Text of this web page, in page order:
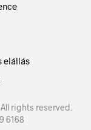
elállás
rights reserved.
6168